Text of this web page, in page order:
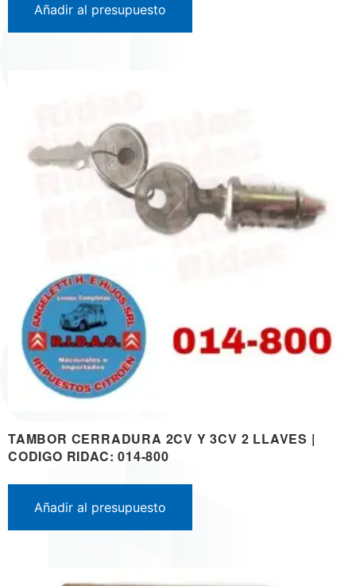
Añadir al presupuesto
TAMBOR CERRADURA 2CV Y 3CV 2 LLAVES |
CODIGO RIDAC: 014-800
Añadir al presupuesto